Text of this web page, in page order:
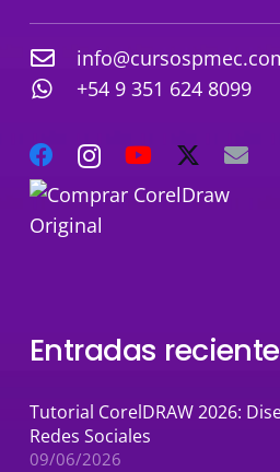
+54 9 351 624 8099
Entradas
Tutorial CorelDRAW 2026:
Redes Sociales
09/06/2026